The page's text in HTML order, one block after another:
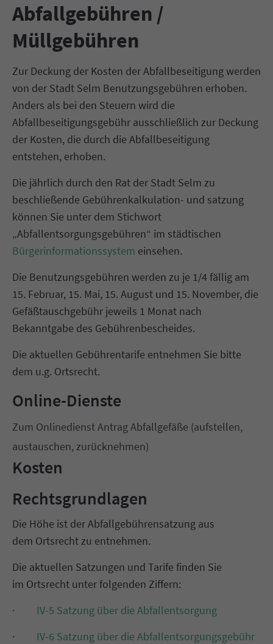
Abfallgebühren /
Müllgebühren
Zur Deckung der Kosten der Abfallbeseitigung werden
von der Stadt Selm Benutzungsgebühren erhoben.
Anders als bei den Steuern wird die
Abfallbeseitigungsgebühr ausschließlich zur Deckung
der Kosten, die durch die Abfallbeseitigung
entstehen, erhoben.
Die jährlich durch den Rat der Stadt Selm zu
beschließende Gebührenkalkulation- und satzung
können Sie unter dem Stichwort
„Abfallentsorgungsgebühren“ im städtischen
Bürgerinformationssystem einsehen.
Die Benutzungsgebühren werden zu je 1/4 fällig am
15. Februar, 15. Mai, 15. August und 15. November, die
Gefäßtauschgebühr jeweils 1 Monat nach
Bekanntgabe des Gebührenbescheides.
Die aktuellen Gebührentarife entnehmen Sie bitte
dem u.g. Ortsrecht.
Online-Dienste
Zum Onlinedienst Antrag Abfallgefäße (aufstellen,
austauschen, zurücknehmen)
Kosten
Rechtsgrundlagen
Die Höhe ist der Abfallgebührensatzung aus
dem Ortsrechtzu entnehmen.
Die aktuellen Satzungen und Tarife finden Sie
im Ortsrecht unter folgenden Ziffern:
· IV-5 Satzung über die Abfallentsorgung
· IV-6 Satzung über die Abfallentsorgungsgebühr